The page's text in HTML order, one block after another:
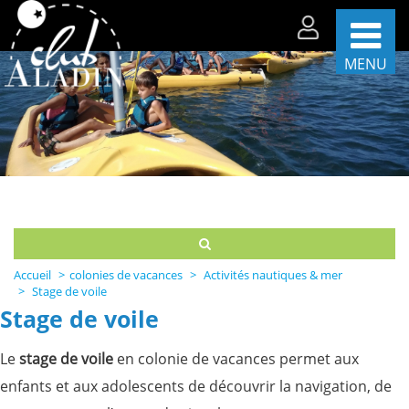
Les
séjours
par
séjours
thèmes
sur
centres
Partenaires
MENU
Accueil colonies de vacances
Activités nautiques & mer
Stage de voile
Stage de voile
Lestage de voile en colonie de vacances permet aux
enfants et aux adolescents de découvrir la navigation, de